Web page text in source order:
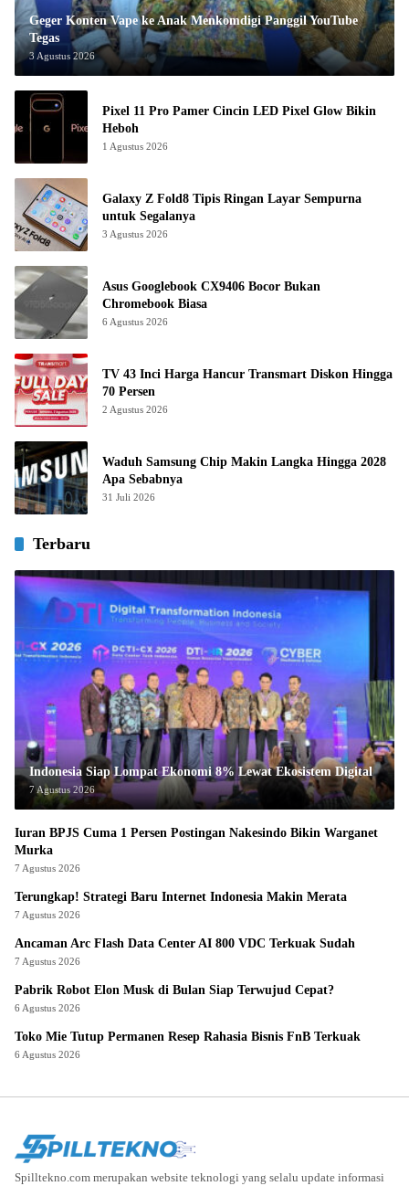
Geger Konten Vape ke Anak Menkomdigi Panggil YouTube
Tegas
3 Agustus 2026
Pixel 11 Pro Pamer Cincin LED Pixel Glow Bikin
Heboh
1 Agustus 2026
Galaxy Z Fold8 Tipis Ringan Layar Sempurna
untuk Segalanya
3 Agustus 2026
Asus Googlebook CX9406 Bocor Bukan
Chromebook Biasa
6 Agustus 2026
TV 43 Inci Harga Hancur Transmart Diskon Hingga
70 Persen
2 Agustus 2026
Waduh Samsung Chip Makin Langka Hingga 2028
Apa Sebabnya
31 Juli 2026
Terbaru
Indonesia Siap Lompat Ekonomi 8% Lewat Ekosistem Digital
7 Agustus 2026
Iuran BPJS Cuma 1 Persen Postingan Nakesindo Bikin Warganet
Murka
7 Agustus 2026
Terungkap! Strategi Baru Internet Indonesia Makin Merata
7 Agustus 2026
Ancaman Arc Flash Data Center AI 800 VDC Terkuak Sudah
7 Agustus 2026
Pabrik Robot Elon Musk di Bulan Siap Terwujud Cepat?
6 Agustus 2026
Toko Mie Tutup Permanen Resep Rahasia Bisnis FnB Terkuak
6 Agustus 2026
Spilltekno.com merupakan website teknologi yang selalu update informasi